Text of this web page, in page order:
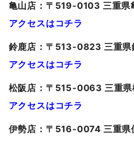
亀山店：〒519-0103 三重県
アクセスはコチラ
鈴鹿店：〒513-0823 三重県
アクセスはコチラ
松阪店：〒515-0063 三重
アクセスはコチラ
伊勢店：〒516-0074 三重県